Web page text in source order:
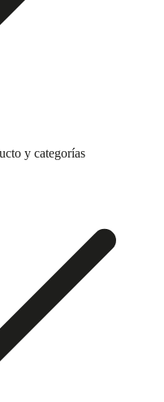
y categorías